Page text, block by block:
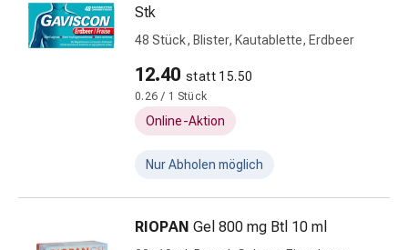
&
Krämpfe
Hautprobleme
Ekzem
Hühneraugen
Nagel-
Stk
48 Stück, Blister, Kautablette, Erdbeer
12.40 statt 15.50
0.26 / 1 Stück
Online-Aktion
Nur Abholen möglich
RIOPAN Gel 800 mg Btl 10 ml